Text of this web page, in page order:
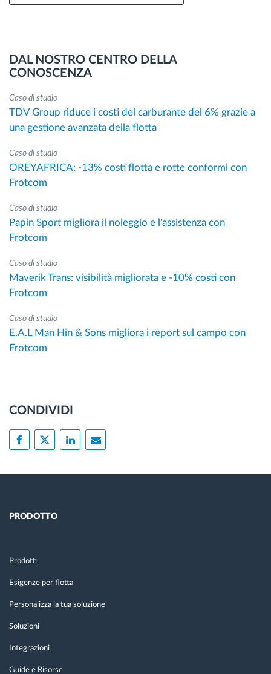
DAL NOSTRO CENTRO DELLA
CONOSCENZA
Caso di studio
TDV Group riduce i costi del carburante del 6% grazie a
una gestione avanzata della flotta
Caso di studio
OREYAFRICA: -13% costi flotta e rotte conformi con
Frotcom
Caso di studio
Papin Sport migliora il noleggio e l'assistenza con
Frotcom
Caso di studio
Maverik Trans: visibilità migliorata e -10% costi con
Frotcom
Caso di studio
E.A.L Man Hin & Sons migliora i report sul campo con
Frotcom
CONDIVIDI
PRODOTTO
Prodotti
Esigenze per flotta
Personalizza la tua soluzione
Soluzioni
Integrazioni
Guide e Risorse